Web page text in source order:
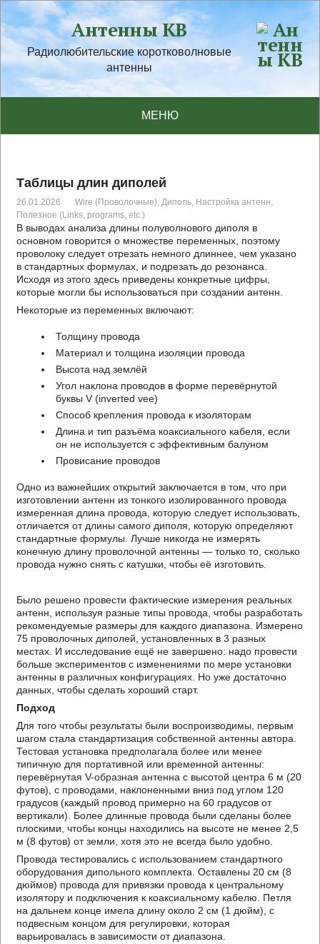
Антенны КВ
Радиолюбительские коротковолновые
антенны
МЕНЮ
Таблицы длин диполей
26.01.2026 Wire (Проволочные),Диполь, Настройка антенн,
Полезное (Links, programs, etc.)
В выводах анализа длины полуволнового диполя в
основном говорится о множестве переменных, поэтому
проволоку следует отрезать немного длиннее, чем указано
в стандартных формулах, и подрезать до резонанса.
Исходя из этого здесь приведены конкретные цифры,
которые могли бы использоваться при создании антенн.
Некоторые из переменных включают:
Толщину провода
Материал и толщина изоляции провода
Высота над землёй
Угол наклона проводов в форме перевёрнутой
буквы V (inverted vee)
Способ крепления провода к изоляторам
Длина и тип разъёма коаксиального кабеля, если
он не используется с эффективным балуном
Провисание проводов
Одно из важнейших открытий заключается в том, что при
изготовлении антенн из тонкого изолированного провода
измеренная длина провода, которую следует использовать,
отличается от длины самого диполя, которую определяют
стандартные формулы. Лучше никогда не измерять
конечную длину проволочной антенны — только то, сколько
провода нужно снять с катушки, чтобы её изготовить.
Было решено провести фактические измерения реальных
антенн, используя разные типы провода, чтобы разработать
рекомендуемые размеры для каждого диапазона. Измерено
75 проволочных диполей, установленных в 3 разных
местах. И исследование ещё не завершено: надо провести
больше экспериментов с изменениями по мере установки
антенны в различных конфигурациях. Но уже достаточно
данных, чтобы сделать хороший старт.
Подход
Для того чтобы результаты были воспроизводимы, первым
шагом стала стандартизация собственной антенны автора.
Тестовая установка предполагала более или менее
типичную для портативной или временной антенны:
перевёрнутая V-образная антенна с высотой центра 6 м (20
футов), с проводами, наклоненными вниз под углом 120
градусов (каждый провод примерно на 60 градусов от
вертикали). Более длинные провода были сделаны более
плоскими, чтобы концы находились на высоте не менее 2,5
м (8 футов) от земли, хотя это не всегда было удобно.
Провода тестировались с использованием стандартного
оборудования дипольного комплекта. Оставлены 20 см (8
дюймов) провода для привязки провода к центральному
изолятору и подключения к коаксиальному кабелю. Петля
на дальнем конце имела длину около 2 см (1 дюйм), с
подвесным концом для регулировки, которая
варьировалась в зависимости от диапазона.